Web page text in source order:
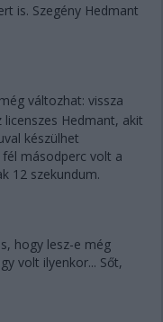
is. Szegény Hedmant
változhat: vissza
Hedmant, akit
készülhet
másodperc volt a
12 szekundum.
hogy lesz-e még
volt ilyenkor... Sőt,